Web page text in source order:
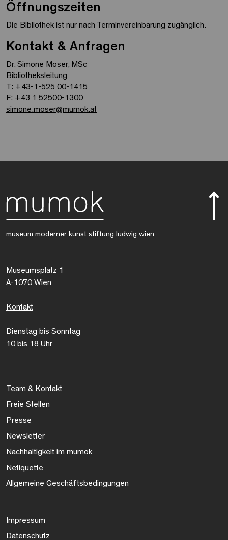
Öffnungszeiten
Die Bibliothek ist nur nach Terminvereinbarung zugänglich.
Kontakt & Anfragen
Dr. Simone Moser, MSc
Bibliotheksleitung
T: +43-1-525 00-1415
F: +43 1 52500-1300
simone.moser@mumok.at
museum moderner kunst stiftung ludwig wien
Museumsplatz 1
A-1070 Wien
Kontakt
Dienstag bis Sonntag
10 bis 18 Uhr
Team & Kontakt
Freie Stellen
Presse
Newsletter
Nachhaltigkeit im mumok
Netiquette
Allgemeine Geschäftsbedingungen
Impressum
Datenschutz